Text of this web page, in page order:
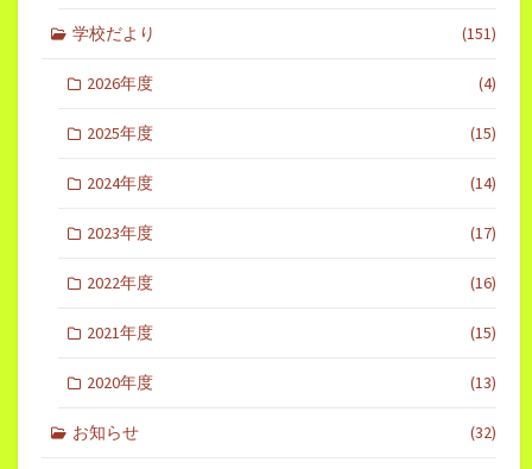
学校だより (151)
2026年度 (4)
2025年度 (15)
2024年度 (14)
2023年度 (17)
2022年度 (16)
2021年度 (15)
2020年度 (13)
お知らせ (32)